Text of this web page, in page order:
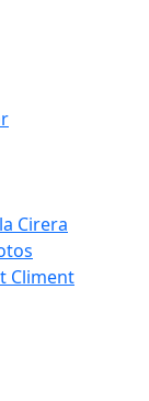
Cirera
Climent